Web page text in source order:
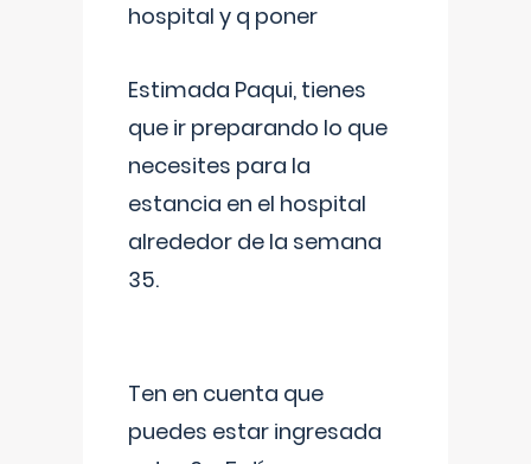
hospital y q poner
Estimada Paqui, tienes
que ir preparando lo que
necesites para la
estancia en el hospital
alrededor de la semana
35.
Ten en cuenta que
puedes estar ingresada